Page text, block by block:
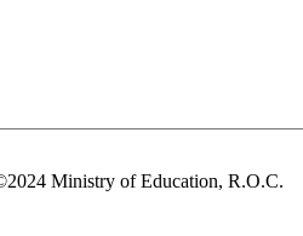
Ministry of Education, R.O.C.